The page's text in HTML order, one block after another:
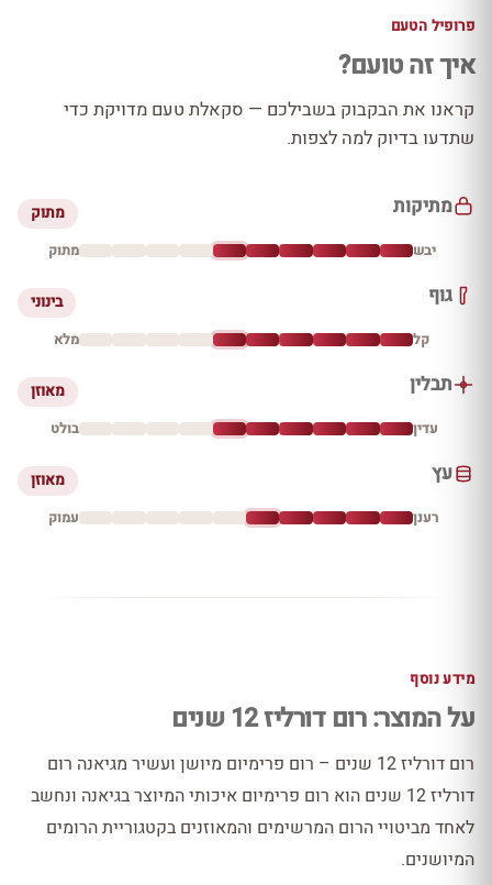
פרופיל הטעם
איך זה טועם?
קראנו את הבקבוק בשבילכם — סקאלת טעם מדויקת כדי
שתדעו בדיוק למה לצפות.
מתיקות מתוק
יבש מתוק
גוף בינוני
קל מלא
תבלין מאוזן
עדין בולט
עץ מאוזן
רענן עמוק
מידע נוסף
על המוצר: רום דורליז 12 שנים
רום דורליז 12 שנים – רום פרימיום מיושן ועשיר מגיאנה רום
דורליז 12 שנים הוא רום פרימיום איכותי המיוצר בגיאנה ונחשב
לאחד מביטויי הרום המרשימים והמאוזנים בקטגוריית הרומים
המיושנים.